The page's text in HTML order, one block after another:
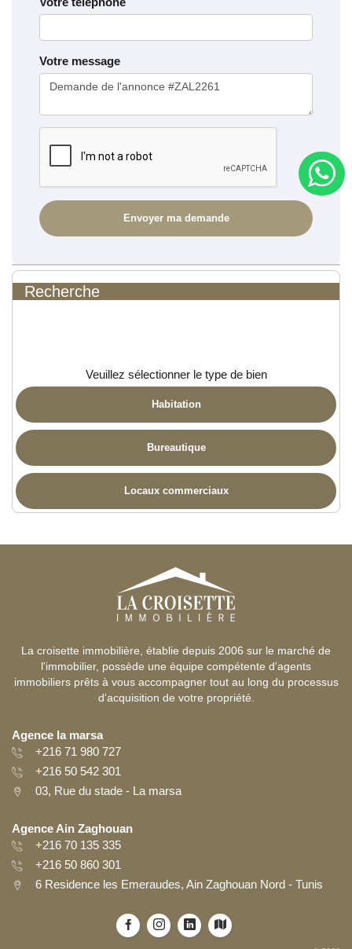
Votre message
Recherche
Veuillez sélectionner le type de bien
Habitation
Bureautique
Locaux commerciaux
La croisette immobilière, établie depuis 2006 sur le marché de
l'immobilier, possède une équipe compétente d'agents
immobiliers prêts à vous accompagner tout au long du processus
d'acquisition de votre propriété.
Agence la marsa
+216 71 980 727
+216 50 542 301
03, Rue du stade - La marsa
Agence Ain Zaghouan
+216 70 135 335
+216 50 860 301
6 Residence les Emeraudes, Ain Zaghouan Nord - Tunis